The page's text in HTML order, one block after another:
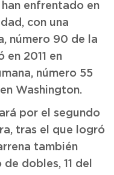
enfrentado en
con una
número 90 de la
en 2011 en
número 55
Washington.
por el segundo
tras el que logró
también
dobles, 11 del